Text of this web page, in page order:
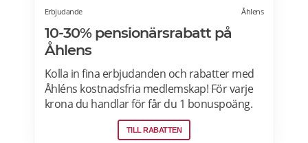
Erbjudande Åhlens
10-30% pensionärsrabatt på
Åhlens
Kolla in fina erbjudanden och rabatter med
Åhléns kostnadsfria medlemskap! För varje
krona du handlar för får du 1 bonuspoäng.
Och för varje 1250 poäng, får du 25 kronor i
bonus. 10-30% välkomsterbjudande:
TILL RABATTEN